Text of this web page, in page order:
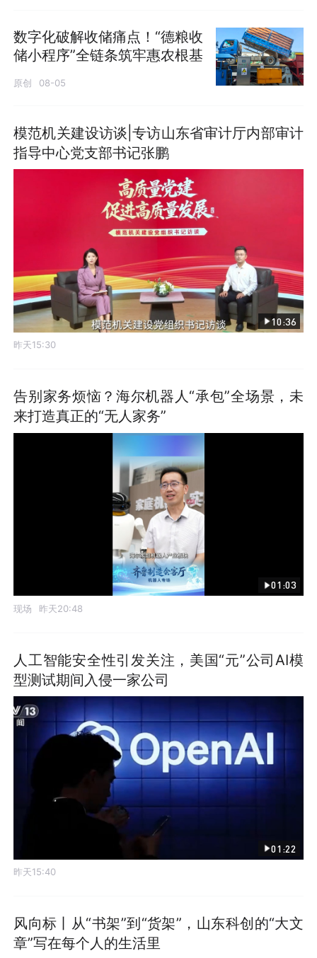
数字化破解收储痛点！“德粮收
储小程序”全链条筑牢惠农根基
原创 08-05
模范机关建设访谈|专访山东省审计厅内部审计
指导中心党支部书记张鹏
10:36
昨天15:30
告别家务烦恼？海尔机器人“承包”全场景，未
来打造真正的“无人家务”
01:03
现场 昨天20:48
人工智能安全性引发关注，美国“元”公司AI模
型测试期间入侵一家公司
01:22
昨天15:40
风向标丨从“书架”到“货架”，山东科创的“大文
章”写在每个人的生活里